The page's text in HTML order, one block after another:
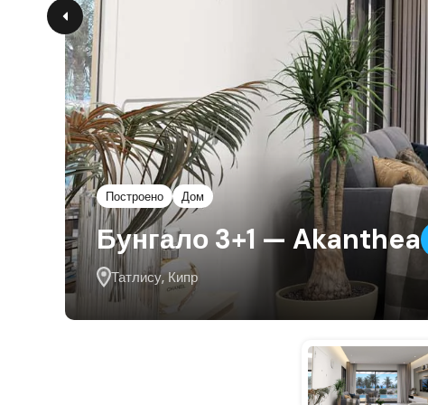
Построено Дом
Бунгало 3+1 — Akanthea
Татлису, Кипр